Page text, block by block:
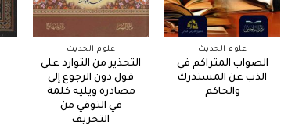
علوم الحديث
التحذير من التوارد على
قول دون الرجوع إلى
مصادره ويليه كلمة
في التوقي من
التحريف
علوم الحديث
الصواب المتراكم في
الذب عن المستدرك
والحاكم